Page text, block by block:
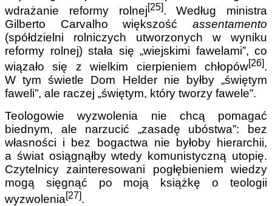
wdrażanie reformy rolnej[25]. Według ministra
Gilberto Carvalho większość assentamento
(spółdzielni rolniczych utworzonych w wyniku
reformy rolnej) stała się „wiejskimi fawelami”, co
wiązało się z wielkim cierpieniem chłopów[26].
W tym świetle Dom Helder nie byłby „świętym
faweli”, ale raczej „świętym, który tworzy fawele”.
Teologowie wyzwolenia nie chcą pomagać
biednym, ale narzucić „zasadę ubóstwa”: bez
własności i bez bogactwa nie byłoby hierarchii,
a świat osiągnąłby wtedy komunistyczną utopię.
Czytelnicy zainteresowani pogłębieniem wiedzy
mogą sięgnąć po moją książkę o teologii
wyzwolenia[27].